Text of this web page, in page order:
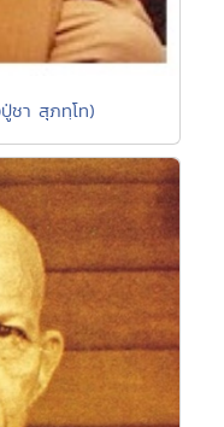
ชา สุภทฺโท)